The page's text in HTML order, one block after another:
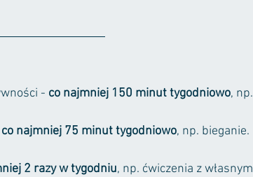
- co najmniej 150 minut tygodniowo, np.
co najmniej 75 minut tygodniowo, np. bieganie.
2 razy w tygodniu, np. ćwiczenia z własnym